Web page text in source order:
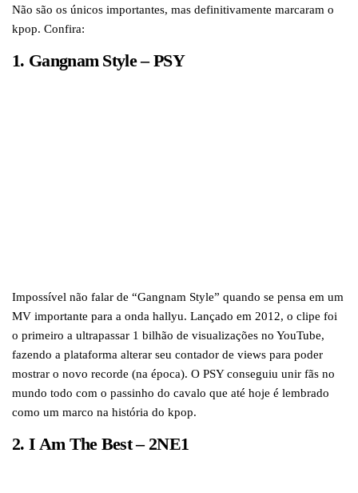
Não são os únicos importantes, mas definitivamente marcaram o
kpop. Confira:
1. Gangnam Style – PSY
Impossível não falar de “Gangnam Style” quando se pensa em um
MV importante para a onda hallyu. Lançado em 2012, o clipe foi
o primeiro a ultrapassar 1 bilhão de visualizações no YouTube,
fazendo a plataforma alterar seu contador de views para poder
mostrar o novo recorde (na época). O PSY conseguiu unir fãs no
mundo todo com o passinho do cavalo que até hoje é lembrado
como um marco na história do kpop.
2. I Am The Best – 2NE1